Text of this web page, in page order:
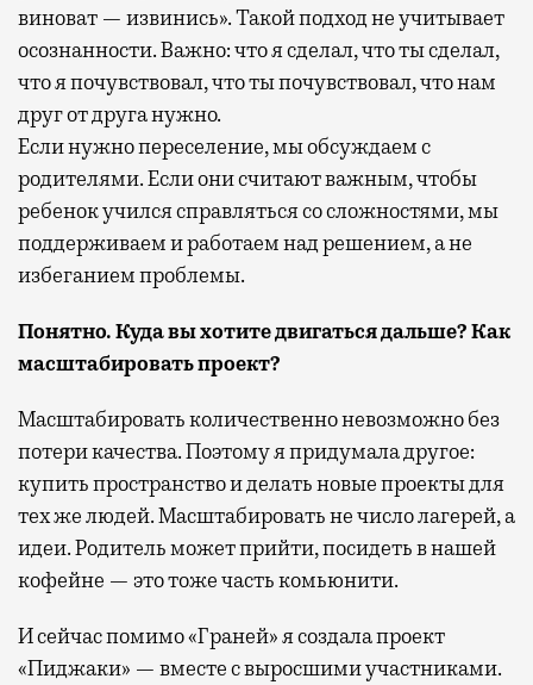
виноват — извинись». Такой подход не учитывает
осознанности. Важно: что я сделал, что ты сделал,
что я почувствовал, что ты почувствовал, что нам
друг от друга нужно.
Если нужно переселение, мы обсуждаем с
родителями. Если они считают важным, чтобы
ребенок учился справляться со сложностями, мы
поддерживаем и работаем над решением, а не
избеганием проблемы.
Понятно. Куда вы хотите двигаться дальше? Как
масштабировать проект?
Масштабировать количественно невозможно без
потери качества. Поэтому я придумала другое:
купить пространство и делать новые проекты для
тех же людей. Масштабировать не число лагерей, а
идеи. Родитель может прийти, посидеть в нашей
кофейне — это тоже часть комьюнити.
И сейчас помимо «Граней» я создала проект
«Пиджаки» — вместе с выросшими участниками.